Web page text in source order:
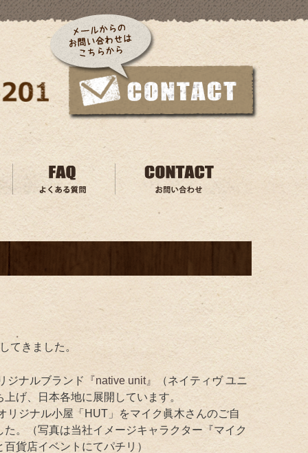
てきました。
ジナルブランド 『native unit』
（ネイティヴ ユニ
げ、日本各地に展開しています。
リジナル小屋「HUT」をマイク眞木さんのご自
た。（写真は当社イメージキャラクター『マイク
貨店イベントにてパチリ）